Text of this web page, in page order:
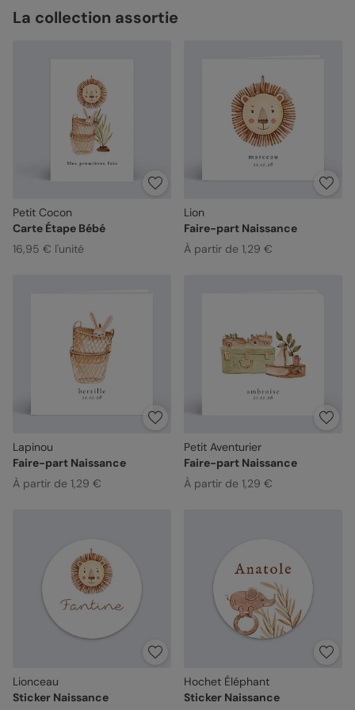
La collection assortie
Petit Cocon
Carte Étape Bébé
16,95 € l'unité
Lion
Faire-part Naissance
À partir de 1,29 €
Lapinou
Faire-part Naissance
À partir de 1,29 €
Petit Aventurier
Faire-part Naissance
À partir de 1,29 €
Lionceau
Sticker Naissance
Hochet Éléphant
Sticker Naissance